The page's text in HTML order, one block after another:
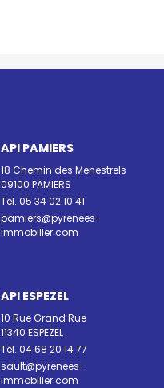
API PAMIERS
18 Chemin des Menestrels
09100 PAMIERS
Tél. 05 34 02 10 41
pamiers@pyrenees-
immobilier.com
API ESPEZEL
10 Rue Grand Rue
11340 ESPEZEL
Tél. 04 68 20 14 77
sault@pyrenees-
immobilier.com